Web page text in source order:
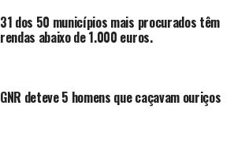
31 dos 50 municípios mais procurados têm
rendas abaixo de 1.000 euros.
GNR deteve 5 homens que caçavam ouriços